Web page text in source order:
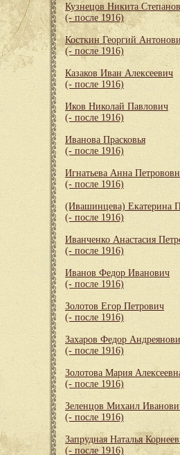
Кузнецов Никита
(- после 1916)
Косткин Георгий
(- после 1916)
Казаков Иван Алексеевич
(- после 1916)
Иков Николай Павлович
(- после 1916)
Иванова Прасковья
(- после 1916)
Игнатьева Анна
(- после 1916)
(Ивашинцева) Екатерина
(- после 1916)
Иванченко Анастасия
(- после 1916)
Иванов Федор Иванович
(- после 1916)
Золотов Егор Петрович
(- после 1916)
Захаров Федор
(- после 1916)
Золотова Мария
(- после 1916)
Зеленцов Михаил
(- после 1916)
Запрудная Наталья
(- после 1916)